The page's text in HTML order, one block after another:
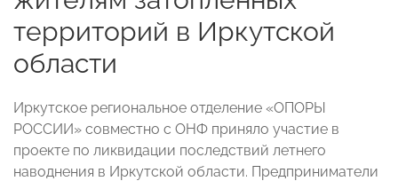
территорий в Иркутской
области
Иркутское региональное отделение «ОПОРЫ
РОССИИ» совместно с ОНФ приняло участие в
проекте по ликвидации последствий летнего
наводнения в Иркутской области. Предприниматели